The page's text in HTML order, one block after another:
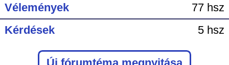
Vélemények
77 hsz
Kérdések
5 hsz